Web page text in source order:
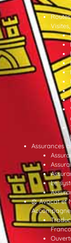
Assurances
Le
⚖️ Avocat et